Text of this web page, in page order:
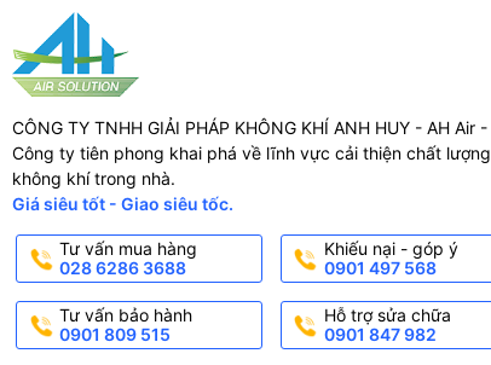
CÔNG TY TNHH GIẢI PHÁP KHÔNG KHÍ ANH HUY - AH Air -
Công ty tiên phong khai phá về lĩnh vực cải thiện chất lượng
không khí trong nhà.
Giá siêu tốt - Giao siêu tốc.
Tư vấn mua hàng
028 6286 3688
Khiếu nại - góp ý
0901 497 568
Tư vấn bảo hành
0901 809 515
Hỗ trợ sửa chữa
0901 847 982